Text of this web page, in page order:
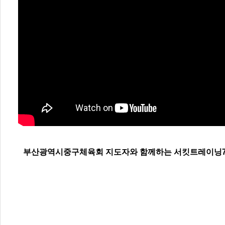
부산광역시중구체육회 지도자와 함께하는 서킷트레이닝